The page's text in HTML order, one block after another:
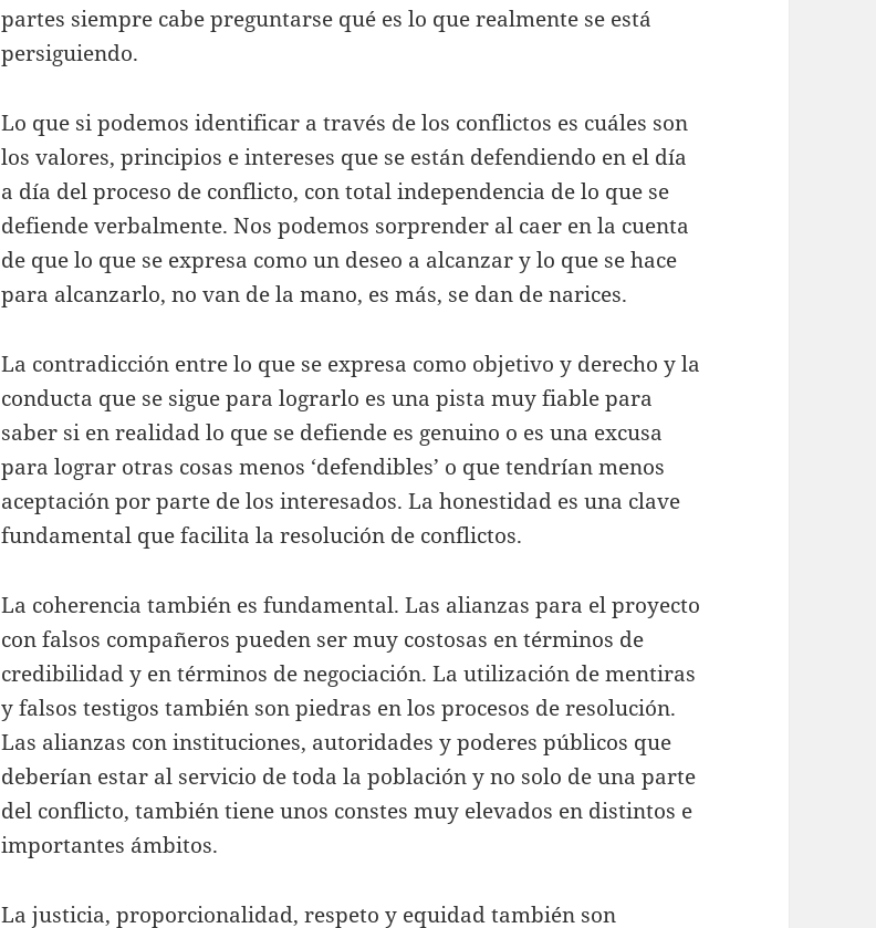
partes siempre cabe preguntarse qué es lo que realmente se está
persiguiendo.
Lo que si podemos identificar a través de los conflictos es cuáles son
los valores, principios e intereses que se están defendiendo en el día
a día del proceso de conflicto, con total independencia de lo que se
defiende verbalmente. Nos podemos sorprender al caer en la cuenta
de que lo que se expresa como un deseo a alcanzar y lo que se hace
para alcanzarlo, no van de la mano, es más, se dan de narices.
La contradicción entre lo que se expresa como objetivo y derecho y la
conducta que se sigue para lograrlo es una pista muy fiable para
saber si en realidad lo que se defiende es genuino o es una excusa
para lograr otras cosas menos ‘defendibles’ o que tendrían menos
aceptación por parte de los interesados. La honestidad es una clave
fundamental que facilita la resolución de conflictos.
La coherencia también es fundamental. Las alianzas para el proyecto
con falsos compañeros pueden ser muy costosas en términos de
credibilidad y en términos de negociación. La utilización de mentiras
y falsos testigos también son piedras en los procesos de resolución.
Las alianzas con instituciones, autoridades y poderes públicos que
deberían estar al servicio de toda la población y no solo de una parte
del conflicto, también tiene unos constes muy elevados en distintos e
importantes ámbitos.
La justicia, proporcionalidad, respeto y equidad también son